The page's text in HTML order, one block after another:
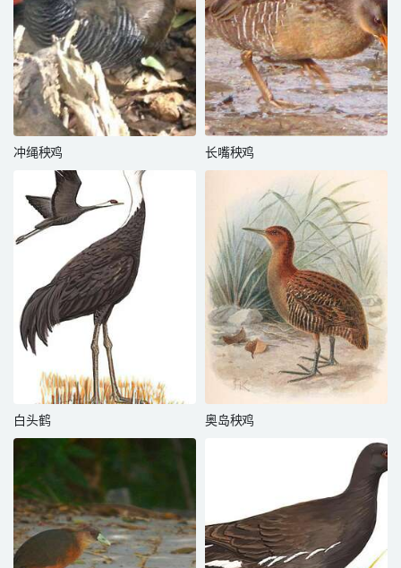
冲绳秧鸡 长嘴秧鸡
白头鹤 奥岛秧鸡